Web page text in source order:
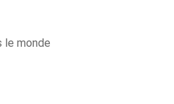
le monde